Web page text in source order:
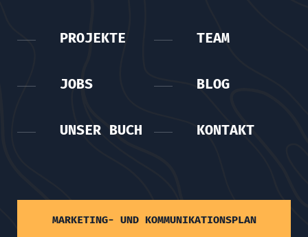
PROJEKTE TEAM
JOBS BLOG
UNSER BUCH KONTAKT
MARKETING- UND KOMMUNIKATIONSPLAN